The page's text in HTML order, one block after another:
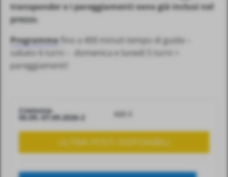
transponder e i pareggiamenti sono già inclusi nel
prezzo.
Programma fino a 400 minuti tempo di guida –
sabato 6 turni – domenica e lunedi 5 turni +
pareggiamenti!
Cremona-
05.09.-07.09.2026-2 660
ULTIMI POSTI DISPONIBILI